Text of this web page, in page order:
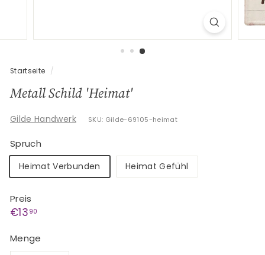
h
n
k
Startseite /
Metall Schild 'Heimat'
Gilde Handwerk SKU: Gilde-69105-heimat
Spruch
Heimat Verbunden Heimat Gefühl
Preis
Normaler
€13 90
Menge